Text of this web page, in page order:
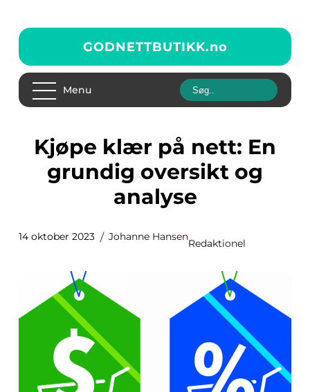
GODNETTBUTIKK.no
Menu
Kjøpe klær på nett: En
grundig oversikt og
analyse
14 oktober 2023 Johanne Hansen
Redaktionel